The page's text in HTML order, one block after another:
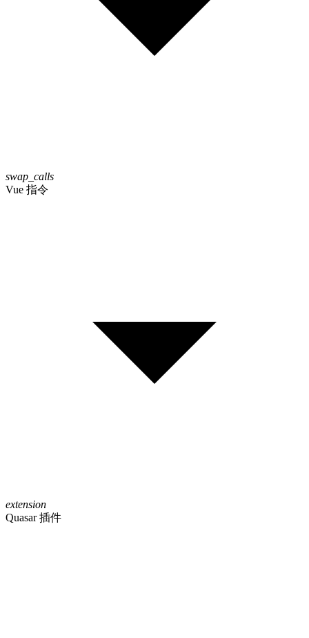
swap_calls
Vue 指令
extension
Quasar 插件